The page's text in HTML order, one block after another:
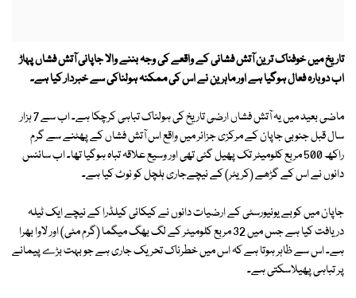
تاریخ میں خوفناک ترین آتش فشانی کے واقعے کی وجہ بننے والا جاپانی آتش فشاں پہاڑ
اب دوبارہ فعال ہوگیا ہے اور ماہرین نے اس کی ممکنہ ہولناکی سے خبردار کیا ہے۔
ماضی بعید میں یہ آتش فشاں ارضی تاریخ کی ہولناک تباہی کرچکا ہے۔ اب سے 7 ہزار
سال قبل جنوبی جاپان کے مرکزی جزائر میں واقع اس آتش فشاں کے پھٹنے سے گرم
راکھ 500 مربع کلومیٹر تک پھیل گئی تھی اور وسیع علاقہ تباہ ہوگیا تھا۔ اب سائنس
دانوں نے اس کے گڑھے (کریٹر) کے نیچےجاری ہلچل کو نوٹ کیا ہے۔
جاپان میں کوبے یونیورسٹی کے ارضیات دانوں نے کیکائی کیلڈرا کے نیچے ایک ٹیلہ
دریافت کیا ہے جس میں 32 مربع کلومیٹر کے لگ بھگ میگما (گرم مٹی) اور لاوا بھرا
ہے۔ اس سے ظاہر ہوتا ہے کہ اس میں خطرناک تحریک جاری ہے جو بہت بڑے پیمانے
پر تباہی پھیلاسکتی ہے۔